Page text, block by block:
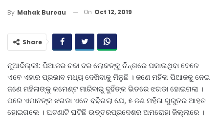
By Mahak Bureau On Oct 12, 2019
Share
ନୂଆଦିଲ୍ଲୀ: ପିଆଜର ଚଢା ଦର ଲୋକଙ୍କୁ ଚିନ୍ତାରେ ପକାଉଥିବା ବେଳେ
ଏବେ ଏହାର ପ୍ରଭାବ ମଧ୍ୟ ଦେଖିବାକୁ ମିଳୁଛି । ଜଣେ ମହିଳା ପିଆଜକୁ ନେଇ
ଜଣେ ମହିଳାଙ୍କୁ କମେଣ୍ଟ ମାରିବାରୁ ଦୁହିଁଙ୍କ ଭିତରେ ଝଗଡା ହୋଇଗଲା ।
ପରେ ଏମାନଙ୍କ ଝଗଡା ଏତେ ବଢିଗଲା ଯେ, ୫ ଜଣ ମହିଳା ଗୁରୁତର ଆହତ
ହୋଇଗଲେ । ଘଟଣାଟି ଘଟିଛି ଉତ୍ତରପ୍ରଦେଶର ଅମରୋହା ଜିଲ୍ଲାରେ ।